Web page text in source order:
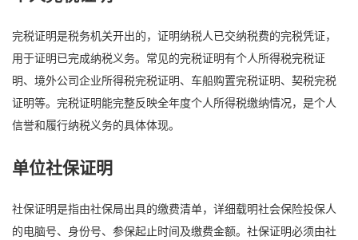
完税证明是税务机关开出的，证明纳税人已交纳税费的完税凭证，
用于证明已完成纳税义务。常见的完税证明有个人所得税完税证
明、境外公司企业所得税完税证明、车船购置完税证明、契税完税
证明等。完税证明能完整反映全年度个人所得税缴纳情况，是个人
信誉和履行纳税义务的具体体现。
单位社保证明
社保证明是指由社保局出具的缴费清单，详细载明社会保险投保人
的电脑号、身份号、参保起止时间及缴费金额。社保证明必须由社